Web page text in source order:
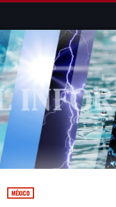
MÉXICO